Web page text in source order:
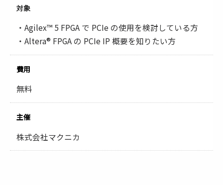
対象
・Agilex™ 5 FPGA で PCIe の使用を検討している方
・Altera® FPGA の PCIe IP 概要を知りたい方
費用
無料
主催
株式会社マクニカ